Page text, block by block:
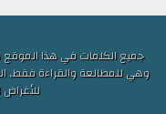
جميع الكلمات في هذا الموقع
وهي للمطالعة والقراءة فقط,
للأغراض